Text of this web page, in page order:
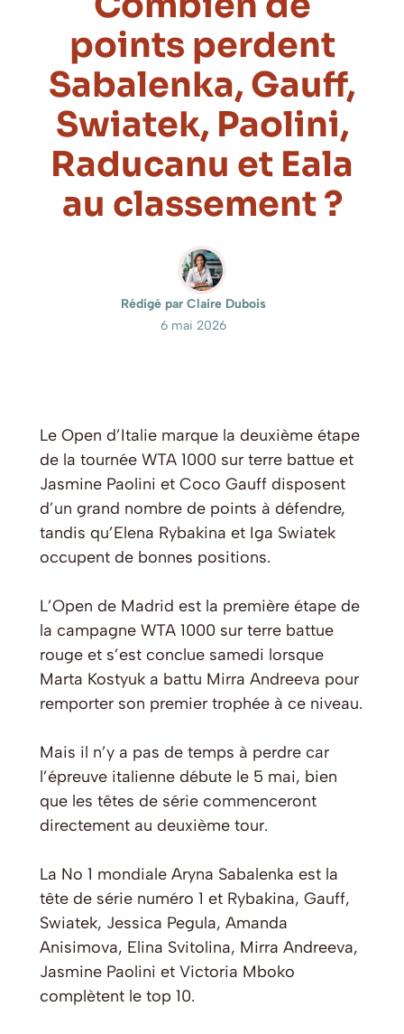
points perdent
Sabalenka, Gauff,
Swiatek, Paolini,
Raducanu et Eala
au classement ?
Rédigé par Claire Dubois
6 mai 2026
Le Open d’Italie marque la deuxième étape
de la tournée WTA 1000 sur terre battue et
Jasmine Paolini et Coco Gauff disposent
d’un grand nombre de points à défendre,
tandis qu’Elena Rybakina et Iga Swiatek
occupent de bonnes positions.
L’Open de Madrid est la première étape de
la campagne WTA 1000 sur terre battue
rouge et s’est conclue samedi lorsque
Marta Kostyuk a battu Mirra Andreeva pour
remporter son premier trophée à ce niveau.
Mais il n’y a pas de temps à perdre car
l’épreuve italienne débute le 5 mai, bien
que les têtes de série commenceront
directement au deuxième tour.
La No 1 mondiale Aryna Sabalenka est la
tête de série numéro 1 et Rybakina, Gauff,
Swiatek, Jessica Pegula, Amanda
Anisimova, Elina Svitolina, Mirra Andreeva,
Jasmine Paolini et Victoria Mboko
complètent le top 10.